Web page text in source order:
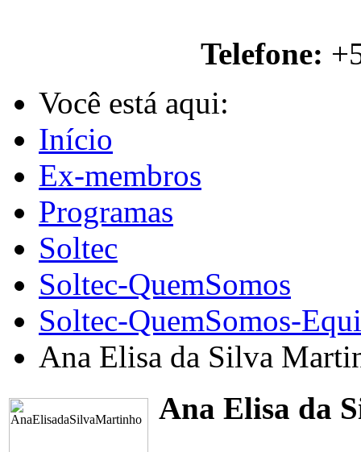
Telefone:
Você está aqui:
Início
Ex-membros
Programas
Soltec
Soltec-QuemSomos
Soltec-QuemSomos-
Ana Elisa da Silva
Ana Elisa da